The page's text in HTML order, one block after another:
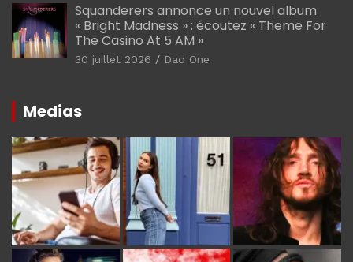
Squanderers annonce un nouvel album
« Bright Madness » : écoutez « Theme For
The Casino At 5 AM »
30 juillet 2026 Dad One
Medias